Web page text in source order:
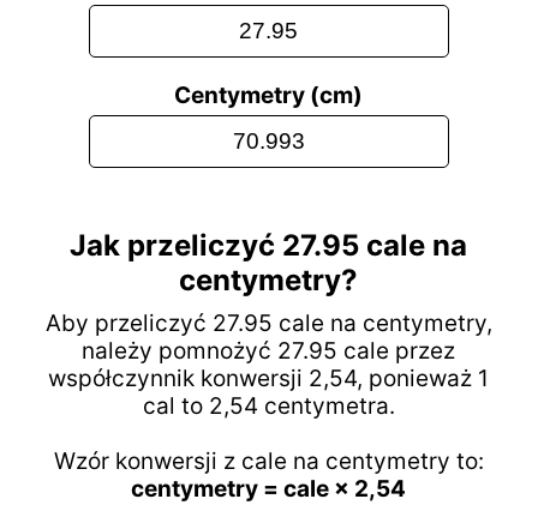
Centymetry (cm)
Jak przeliczyć 27.95 cale na
centymetry?
Aby przeliczyć 27.95 cale na centymetry,
należy pomnożyć 27.95 cale przez
współczynnik konwersji 2,54, ponieważ 1
cal to 2,54 centymetra.
Wzór konwersji z cale na centymetry to:
centymetry = cale × 2,54